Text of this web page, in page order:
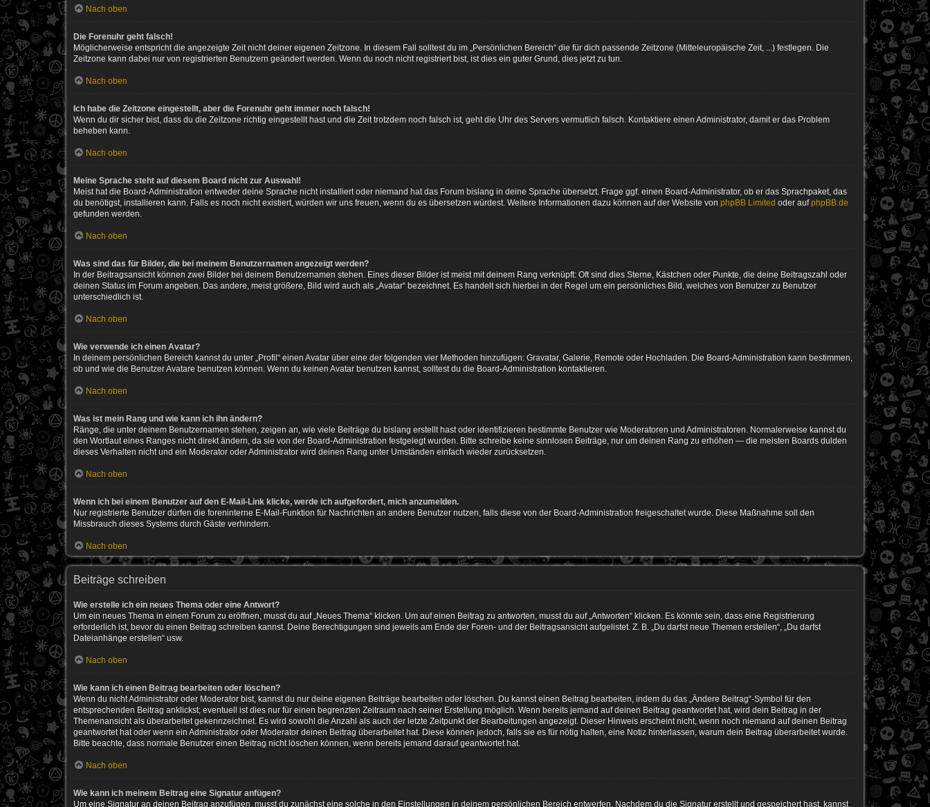
Nach oben
Die Forenuhr geht falsch!
Möglicherweise entspricht die angezeigte Zeit nicht deiner eigenen Zeitzone. In diesem Fall solltest du im „Persönlichen Bereich“ die für dich passende Zeitzone (Mitteleuropäische Zeit, ...) festlegen. Die
Zeitzone kann dabei nur von registrierten Benutzern geändert werden. Wenn du noch nicht registriert bist, ist dies ein guter Grund, dies jetzt zu tun.
Nach oben
Ich habe die Zeitzone eingestellt, aber die Forenuhr geht immer noch falsch!
Wenn du dir sicher bist, dass du die Zeitzone richtig eingestellt hast und die Zeit trotzdem noch falsch ist, geht die Uhr des Servers vermutlich falsch. Kontaktiere einen Administrator, damit er das Problem
beheben kann.
Nach oben
Meine Sprache steht auf diesem Board nicht zur Auswahl!
Meist hat die Board-Administration entweder deine Sprache nicht installiert oder niemand hat das Forum bislang in deine Sprache übersetzt. Frage ggf. einen Board-Administrator, ob er das Sprachpaket, das
du benötigst, installieren kann. Falls es noch nicht existiert, würden wir uns freuen, wenn du es übersetzen würdest. Weitere Informationen dazu können auf der Website von phpBB Limited oder aufphpBB.de
gefunden werden.
Nach oben
Was sind das für Bilder, die bei meinem Benutzernamen angezeigt werden?
In der Beitragsansicht können zwei Bilder bei deinem Benutzernamen stehen. Eines dieser Bilder ist meist mit deinem Rang verknüpft: Oft sind dies Sterne, Kästchen oder Punkte, die deine Beitragszahl oder
deinen Status im Forum angeben. Das andere, meist größere, Bild wird auch als „Avatar“ bezeichnet. Es handelt sich hierbei in der Regel um ein persönliches Bild, welches von Benutzer zu Benutzer
unterschiedlich ist.
Nach oben
Wie verwende ich einen Avatar?
In deinem persönlichen Bereich kannst du unter „Profil“ einen Avatar über eine der folgenden vier Methoden hinzufügen: Gravatar, Galerie, Remote oder Hochladen. Die Board-Administration kann bestimmen,
ob und wie die Benutzer Avatare benutzen können. Wenn du keinen Avatar benutzen kannst, solltest du die Board-Administration kontaktieren.
Nach oben
Was ist mein Rang und wie kann ich ihn ändern?
Ränge, die unter deinem Benutzernamen stehen, zeigen an, wie viele Beiträge du bislang erstellt hast oder identifizieren bestimmte Benutzer wie Moderatoren und Administratoren. Normalerweise kannst du
den Wortlaut eines Ranges nicht direkt ändern, da sie von der Board-Administration festgelegt wurden. Bitte schreibe keine sinnlosen Beiträge, nur um deinen Rang zu erhöhen — die meisten Boards dulden
dieses Verhalten nicht und ein Moderator oder Administrator wird deinen Rang unter Umständen einfach wieder zurücksetzen.
Nach oben
Wenn ich bei einem Benutzer auf den E-Mail-Link klicke, werde ich aufgefordert, mich anzumelden.
Nur registrierte Benutzer dürfen die foreninterne E-Mail-Funktion für Nachrichten an andere Benutzer nutzen, falls diese von der Board-Administration freigeschaltet wurde. Diese Maßnahme soll den
Missbrauch dieses Systems durch Gäste verhindern.
Nach oben
Beiträge schreiben
Wie erstelle ich ein neues Thema oder eine Antwort?
Um ein neues Thema in einem Forum zu eröffnen, musst du auf „Neues Thema“ klicken. Um auf einen Beitrag zu antworten, musst du auf „Antworten“ klicken. Es könnte sein, dass eine Registrierung
erforderlich ist, bevor du einen Beitrag schreiben kannst. Deine Berechtigungen sind jeweils am Ende der Foren- und der Beitragsansicht aufgelistet. Z. B. „Du darfst neue Themen erstellen“, „Du darfst
Dateianhänge erstellen“ usw.
Nach oben
Wie kann ich einen Beitrag bearbeiten oder löschen?
Wenn du nicht Administrator oder Moderator bist, kannst du nur deine eigenen Beiträge bearbeiten oder löschen. Du kannst einen Beitrag bearbeiten, indem du das „Ändere Beitrag“-Symbol für den
entsprechenden Beitrag anklickst; eventuell ist dies nur für einen begrenzten Zeitraum nach seiner Erstellung möglich. Wenn bereits jemand auf deinen Beitrag geantwortet hat, wird dein Beitrag in der
Themenansicht als überarbeitet gekennzeichnet. Es wird sowohl die Anzahl als auch der letzte Zeitpunkt der Bearbeitungen angezeigt. Dieser Hinweis erscheint nicht, wenn noch niemand auf deinen Beitrag
geantwortet hat oder wenn ein Administrator oder Moderator deinen Beitrag überarbeitet hat. Diese können jedoch, falls sie es für nötig halten, eine Notiz hinterlassen, warum dein Beitrag überarbeitet wurde.
Bitte beachte, dass normale Benutzer einen Beitrag nicht löschen können, wenn bereits jemand darauf geantwortet hat.
Nach oben
Wie kann ich meinem Beitrag eine Signatur anfügen?
Um eine Signatur an deinen Beitrag anzufügen, musst du zunächst eine solche in den Einstellungen in deinem persönlichen Bereich entwerfen. Nachdem du die Signatur erstellt und gespeichert hast, kannst